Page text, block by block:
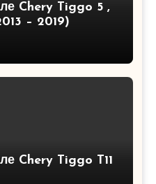
Chery Tiggo 5 ,
– 2019)
Chery Tiggo T11